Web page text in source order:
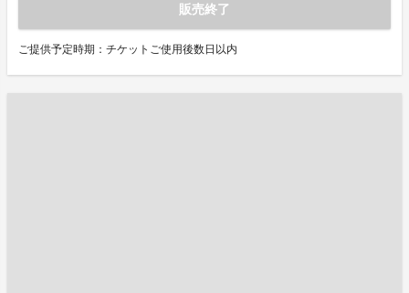
販売終了
ご提供予定時期：チケットご使用後数日以内